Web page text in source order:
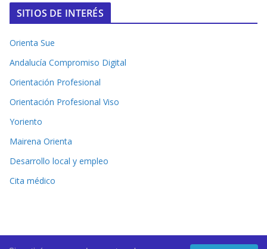
SITIOS DE INTERÉS
Orienta Sue
Andalucía Compromiso Digital
Orientación Profesional
Orientación Profesional Viso
Yoriento
Mairena Orienta
Desarrollo local y empleo
Cita médico